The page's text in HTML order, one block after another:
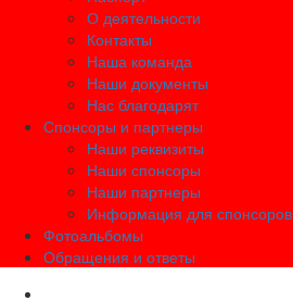
О деятельности
Контакты
Наша команда
Наши документы
Нас благодарят
Спонсоры и партнеры
Наши реквизиты
Наши спонсоры
Наши партнеры
Информация для спонсоров
Фотоальбомы
Обращения и ответы